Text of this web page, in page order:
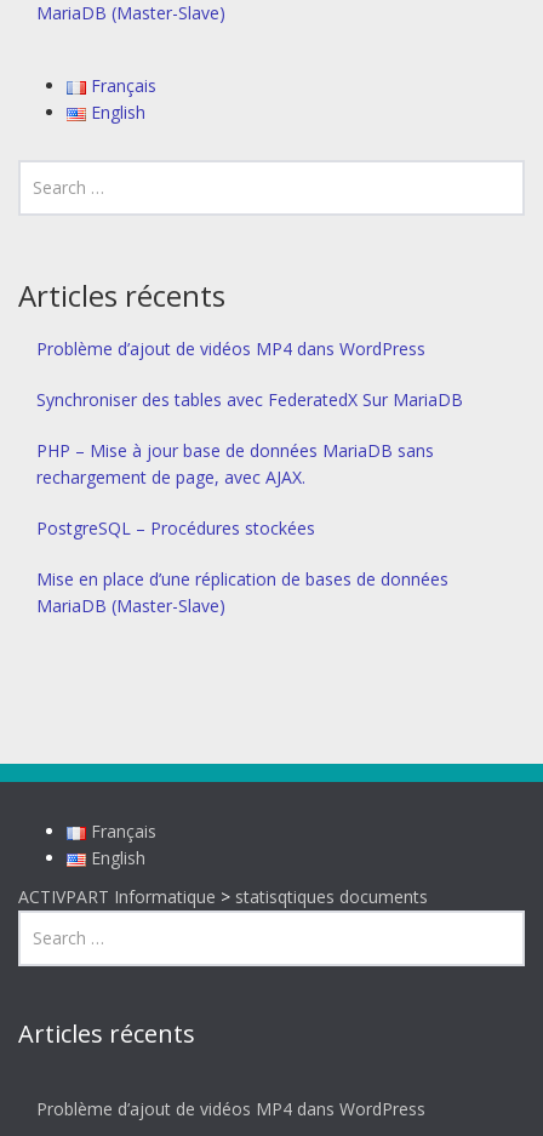
MariaDB (Master-Slave)
Français
English
Articles récents
Problème d’ajout de vidéos MP4 dans WordPress
Synchroniser des tables avec FederatedX Sur MariaDB
PHP – Mise à jour base de données MariaDB sans
rechargement de page, avec AJAX.
PostgreSQL – Procédures stockées
Mise en place d’une réplication de bases de données
MariaDB (Master-Slave)
Français
English
ACTIVPART Informatique > statisqtiques documents
Articles récents
Problème d’ajout de vidéos MP4 dans WordPress